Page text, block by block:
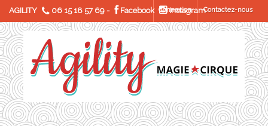
AGILITY 06 15 18 57 69 - Facebook InstagramContactez-nous
Connexion